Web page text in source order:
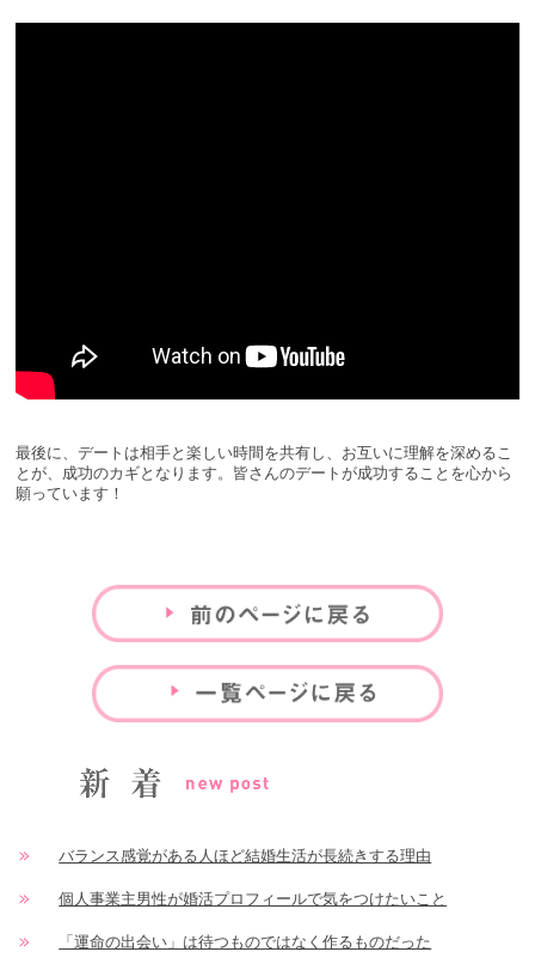
最後に、デートは相手と楽しい時間を共有し、お互いに理解を深めるこ
とが、成功のカギとなります。皆さんのデートが成功することを心から
願っています！
バランス感覚がある人ほど結婚生活が長続きする理由
個人事業主男性が婚活プロフィールで気をつけたいこと
「運命の出会い」は待つものではなく作るものだった